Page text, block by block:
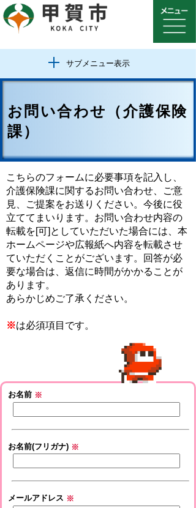
サブメニュー表示
お問い合わせ（介護保険
課）
こちらのフォームに必要事項を記入し、
介護保険課に関するお問い合わせ、ご意
見、ご提案をお送りください。今後に役
立ててまいります。お問い合わせ内容の
転載を[可]としていただいた場合には、本
ホームページや広報紙へ内容を転載させ
ていただくことがございます。回答が必
要な場合は、返信に時間がかかることが
あります。
あらかじめご了承ください。
※は必須項目です。
お名前 ※
お名前(フリガナ) ※
メールアドレス ※